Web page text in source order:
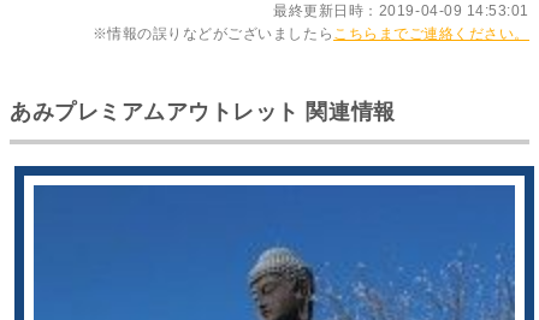
最終更新日時：2019-04-09 14:53:01
※情報の誤りなどがございましたら こちらまでご連絡ください。
あみプレミアムアウトレット 関連情報